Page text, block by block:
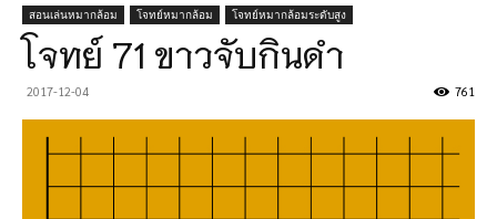
สอนเล่นหมากล้อม โจทย์หมากล้อม โจทย์หมากล้อมระดับสูง
โจทย์ 71 ขาวจับกินดำ
2017-12-04 761